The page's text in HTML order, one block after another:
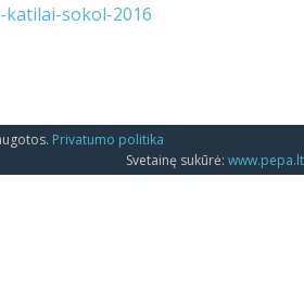
sokol-2016
Privatumo politika
Svetainę sukūrė: www.pepa.lt